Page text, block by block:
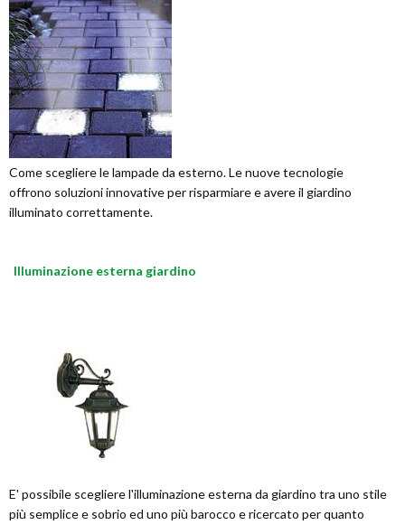
Come scegliere le lampade da esterno. Le nuove tecnologie
offrono soluzioni innovative per risparmiare e avere il giardino
illuminato correttamente.
Illuminazione esterna giardino
E' possibile scegliere l'illuminazione esterna da giardino tra uno stile
più semplice e sobrio ed uno più barocco e ricercato per quanto